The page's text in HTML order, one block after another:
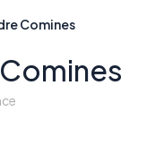
Comines